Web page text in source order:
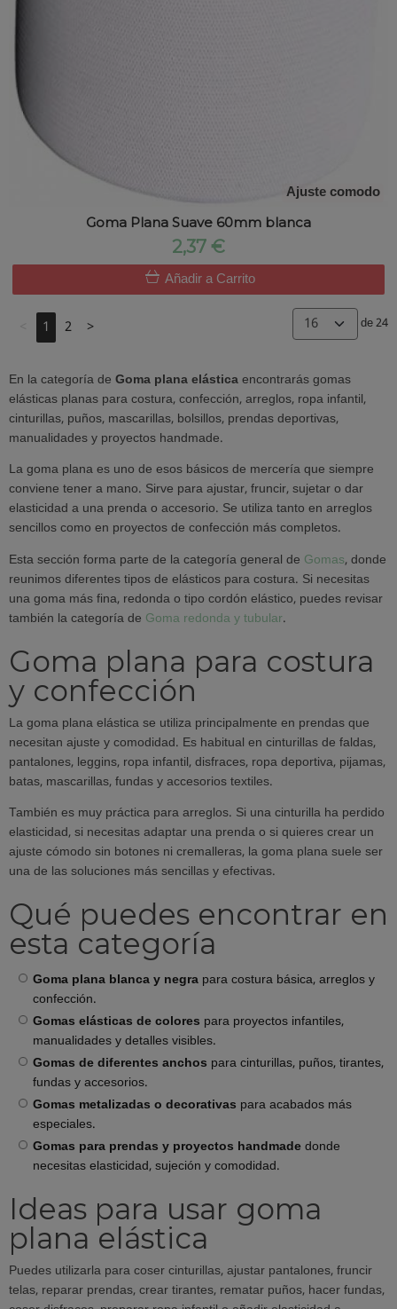
Ajuste comodo
Goma Plana Suave 60mm blanca
2,37 €
Añadir a Carrito
1 2 > de 24
En la categoría de Goma plana elásticaencontrarás gomas
elásticas planas para costura, confección, arreglos, ropa infantil,
cinturillas, puños, mascarillas, bolsillos, prendas deportivas,
manualidades y proyectos handmade.
La goma plana es uno de esos básicos de mercería que siempre
conviene tener a mano. Sirve para ajustar, fruncir, sujetar o dar
elasticidad a una prenda o accesorio. Se utiliza tanto en arreglos
sencillos como en proyectos de confección más completos.
Esta sección forma parte de la categoría general de Gomas, donde
reunimos diferentes tipos de elásticos para costura. Si necesitas
una goma más fina, redonda o tipo cordón elástico, puedes revisar
también la categoría de Goma redonda y tubular.
Goma plana para costura
y confección
La goma plana elástica se utiliza principalmente en prendas que
necesitan ajuste y comodidad. Es habitual en cinturillas de faldas,
pantalones, leggins, ropa infantil, disfraces, ropa deportiva, pijamas,
batas, mascarillas, fundas y accesorios textiles.
También es muy práctica para arreglos. Si una cinturilla ha perdido
elasticidad, si necesitas adaptar una prenda o si quieres crear un
ajuste cómodo sin botones ni cremalleras, la goma plana suele ser
una de las soluciones más sencillas y efectivas.
Qué puedes encontrar en
esta categoría
Goma plana blanca y negra para costura básica, arreglos y
confección.
Gomas elásticas de colores para proyectos infantiles,
manualidades y detalles visibles.
Gomas de diferentes anchos para cinturillas, puños, tirantes,
fundas y accesorios.
Gomas metalizadas o decorativas para acabados más
especiales.
Gomas para prendas y proyectos handmadedonde
necesitas elasticidad, sujeción y comodidad.
Ideas para usar goma
plana elástica
Puedes utilizarla para coser cinturillas, ajustar pantalones, fruncir
telas, reparar prendas, crear tirantes, rematar puños, hacer fundas,